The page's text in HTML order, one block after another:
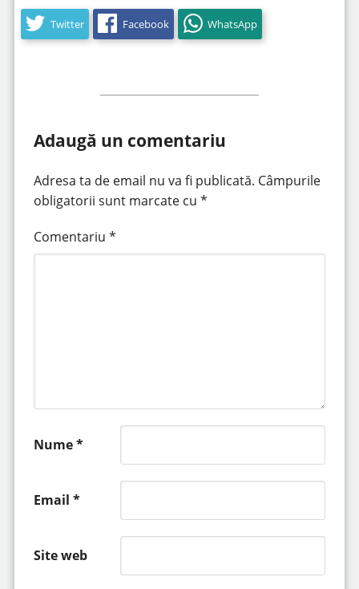
Twitter Facebook WhatsApp
Adaugă un comentariu
Adresa ta de email nu va fi publicată. Câmpurile
obligatorii sunt marcate cu *
Comentariu *
Nume*
Email *
Site web